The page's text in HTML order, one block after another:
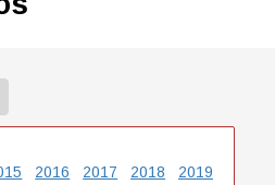
2016 2017 2018
2019